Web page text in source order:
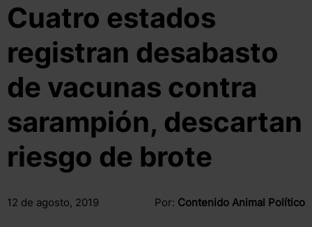
Cuatro estados
registran desabasto
de vacunas contra
sarampión, descartan
riesgo de brote
12 de agosto, 2019 Por: Contenido Animal Político